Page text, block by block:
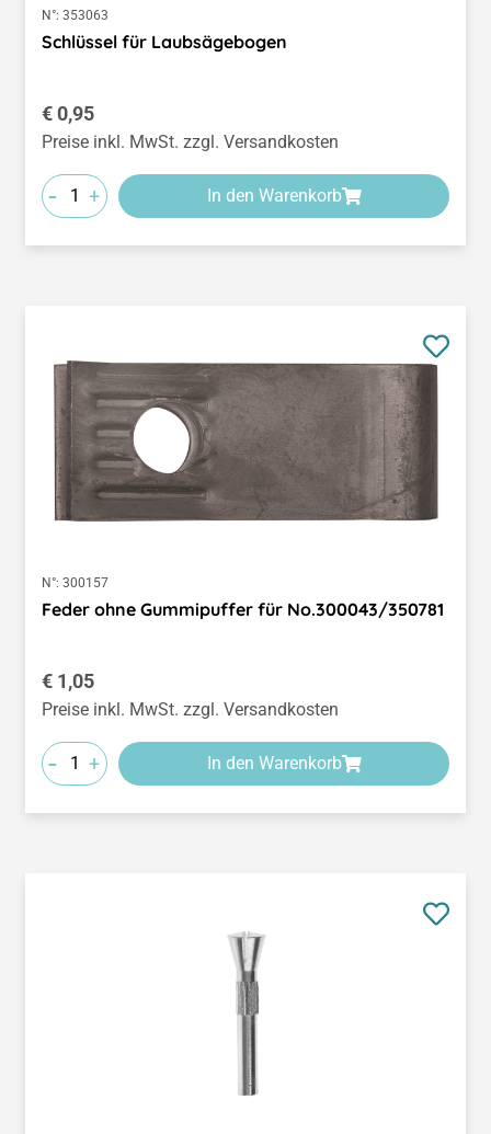
N°: 353063
Schlüssel für Laubsägebogen
Regulärer Preis:
€ 0,95
Preise inkl. MwSt. zzgl. Versandkosten
- + In den Warenkorb
N°: 300157
Feder ohne Gummipuffer für No.300043/350781
Regulärer Preis:
€ 1,05
Preise inkl. MwSt. zzgl. Versandkosten
- + In den Warenkorb